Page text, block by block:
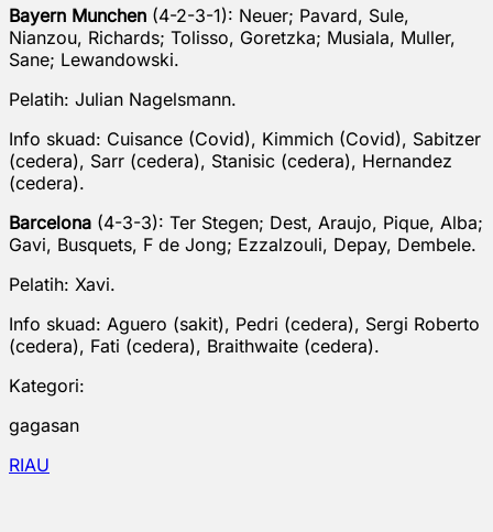
Bayern Munchen (4-2-3-1): Neuer; Pavard, Sule,
Nianzou, Richards; Tolisso, Goretzka; Musiala, Muller,
Sane; Lewandowski.
Pelatih: Julian Nagelsmann.
Info skuad: Cuisance (Covid), Kimmich (Covid), Sabitzer
(cedera), Sarr (cedera), Stanisic (cedera), Hernandez
(cedera).
Barcelona (4-3-3): Ter Stegen; Dest, Araujo, Pique, Alba;
Gavi, Busquets, F de Jong; Ezzalzouli, Depay, Dembele.
Pelatih: Xavi.
Info skuad: Aguero (sakit), Pedri (cedera), Sergi Roberto
(cedera), Fati (cedera), Braithwaite (cedera).
Kategori:
gagasan
RIAU